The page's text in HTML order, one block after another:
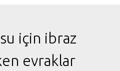
için ibraz
evraklar